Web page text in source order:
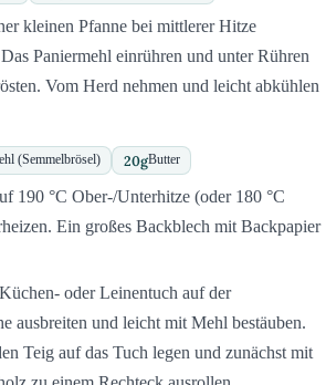
kleinen Pfanne bei mittlerer Hitze
Paniermehl einrühren und unter Rühren
Vom Herd nehmen und leicht abkühlen
(Semmelbrösel) 20gButter
190 °C Ober-/Unterhitze (oder 180 °C
Ein großes Backblech mit Backpapier
oder Leinentuch auf der
ausbreiten und leicht mit Mehl bestäuben.
Teig auf das Tuch legen und zunächst mit